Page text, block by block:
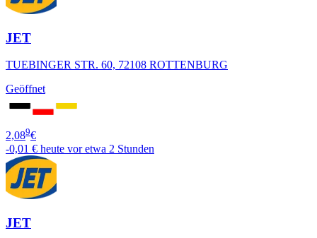
JET
TUEBINGER STR. 60, 72108 ROTTENBURG
Geöffnet
2,089€
-0,01 € heute vor etwa 2 Stunden
JET